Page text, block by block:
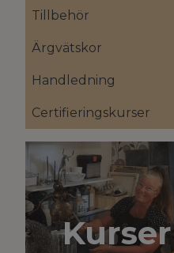
Tillbehör
Ärgvätskor
Handledning
Certifieringskurser
Kurser